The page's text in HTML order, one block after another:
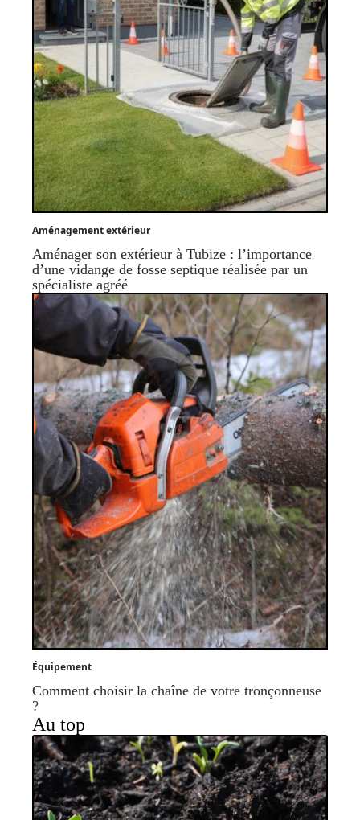
Aménagement extérieur
Aménager son extérieur à Tubize : l’importance
d’une vidange de fosse septique réalisée par un
spécialiste agréé
Équipement
Comment choisir la chaîne de votre tronçonneuse
?
Au top